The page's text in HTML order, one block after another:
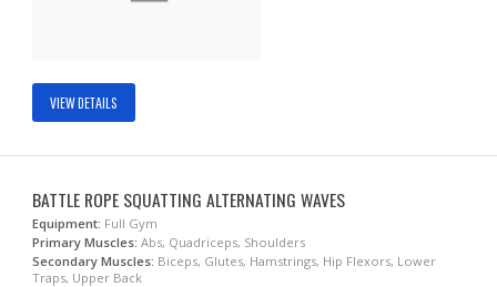
VIEW DETAILS
BATTLE ROPE SQUATTING ALTERNATING WAVES
Equipment: Full Gym
Primary Muscles: Abs, Quadriceps, Shoulders
Secondary Muscles: Biceps, Glutes, Hamstrings, Hip Flexors, Lower
Traps, Upper Back